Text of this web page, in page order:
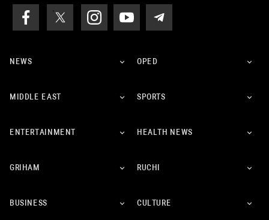
NEWS OPED
MIDDLE EAST SPORTS
ENTERTAINMENT HEALTH NEWS
GRIHAM RUCHI
BUSINESS CULTURE